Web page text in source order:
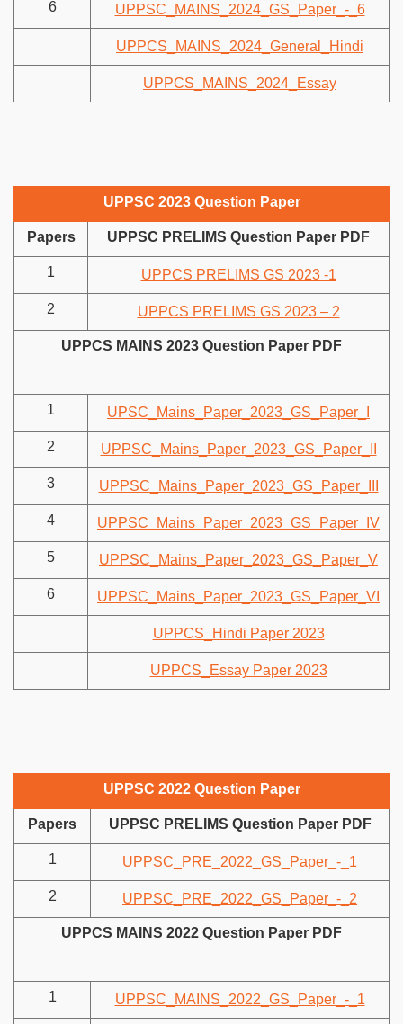
6 UPPSC_MAINS_2024_GS_Paper_-_6
UPPCS_MAINS_2024_General_Hindi
UPPCS_MAINS_2024_Essay
UPPSC 2023 Question Paper
Papers UPPSC PRELIMS Question Paper PDF
1 UPPCS PRELIMS GS 2023 -1
2 UPPCS PRELIMS GS 2023 – 2
UPPCS MAINS 2023 Question Paper PDF
1 UPSC_Mains_Paper_2023_GS_Paper_I
2 UPPSC_Mains_Paper_2023_GS_Paper_II
3 UPPSC_Mains_Paper_2023_GS_Paper_III
4 UPPSC_Mains_Paper_2023_GS_Paper_IV
5 UPPSC_Mains_Paper_2023_GS_Paper_V
6 UPPSC_Mains_Paper_2023_GS_Paper_VI
UPPCS_Hindi Paper 2023
UPPCS_Essay Paper 2023
UPPSC 2022 Question Paper
Papers UPPSC PRELIMS Question Paper PDF
1 UPPSC_PRE_2022_GS_Paper_-_1
2 UPPSC_PRE_2022_GS_Paper_-_2
UPPCS MAINS 2022 Question Paper PDF
1 UPPSC_MAINS_2022_GS_Paper_-_1